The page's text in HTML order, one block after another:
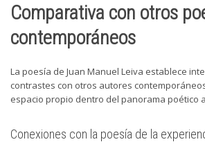
Comparativa con otros
contemporáneos
La poesía de Juan Manuel Leiva establece
contrastes con otros autores
espacio propio dentro del panorama poético
Conexiones con la poesía de la